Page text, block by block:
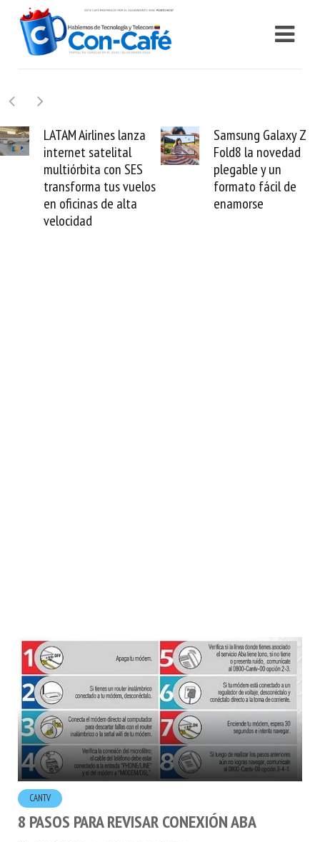
lanza
vuelos
Samsung Galaxy Z
Fold8 la novedad
plegable y un
formato fácil de
enamorse
Cashea
millones
valida el
CANTV
8 PASOS PARA REVISAR CONEXIÓN ABA